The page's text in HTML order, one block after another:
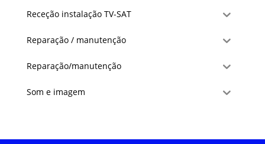
Receção instalação TV-SAT
Reparação / manutenção
Reparação/manutenção
Som e imagem